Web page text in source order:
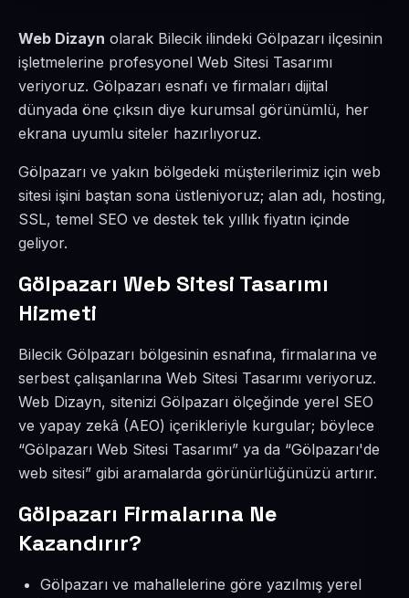
Web Dizayn olarak Bilecik ilindeki Gölpazarı ilçesinin
işletmelerine profesyonel Web Sitesi Tasarımı
veriyoruz. Gölpazarı esnafı ve firmaları dijital
dünyada öne çıksın diye kurumsal görünümlü, her
ekrana uyumlu siteler hazırlıyoruz.
Gölpazarı ve yakın bölgedeki müşterilerimiz için web
sitesi işini baştan sona üstleniyoruz; alan adı, hosting,
SSL, temel SEO ve destek tek yıllık fiyatın içinde
geliyor.
Gölpazarı Web Sitesi Tasarımı
Hizmeti
Bilecik Gölpazarı bölgesinin esnafına, firmalarına ve
serbest çalışanlarına Web Sitesi Tasarımı veriyoruz.
Web Dizayn, sitenizi Gölpazarı ölçeğinde yerel SEO
ve yapay zekâ (AEO) içerikleriyle kurgular; böylece
“Gölpazarı Web Sitesi Tasarımı” ya da “Gölpazarı'de
web sitesi” gibi aramalarda görünürlüğünüzü artırır.
Gölpazarı Firmalarına Ne
Kazandırır?
Gölpazarı ve mahallelerine göre yazılmış yerel